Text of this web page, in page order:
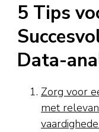
5 Tips
Data-
Zorg voor
met